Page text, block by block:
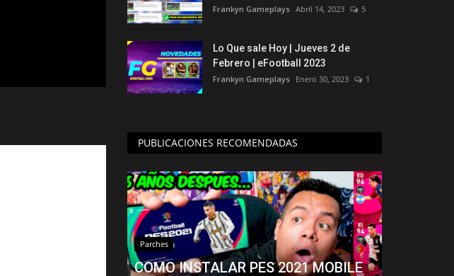
Frankyn Gameplays Abril 14, 2023 5
Lo Que sale Hoy | Jueves 2 de
Febrero | eFootball 2023
Frankyn Gameplays Enero 30, 2023 1
PUBLICACIONES RECOMENDADAS
Parches
COMO INSTALAR PES 2021 MOBILE